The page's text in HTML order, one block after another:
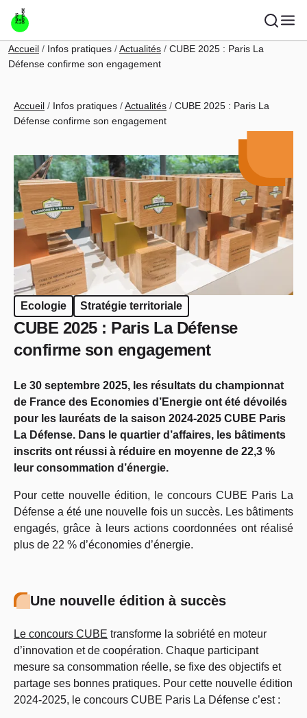
Aller au contenu principal
Fil d'Ariane
Accueil Infos pratiques Actualités
CUBE 2025 : Paris La
Défense confirme son engagement
Fil d'Ariane
Accueil Infos pratiques Actualités
CUBE 2025 : Paris La
Défense confirme son engagement
Ecologie Stratégie territoriale
CUBE 2025 : Paris La Défense
confirme son engagement
Le 30 septembre 2025, les résultats du championnat
de France des Economies d’Energie ont été dévoilés
pour les lauréats de la saison 2024-2025 CUBE Paris
La Défense. Dans le quartier d’affaires, les bâtiments
inscrits ont réussi à réduire en moyenne de 22,3 %
leur consommation d’énergie.
Pour cette nouvelle édition, le concours CUBE Paris La
Défense a été une nouvelle fois un succès. Les bâtiments
engagés, grâce à leurs actions coordonnées ont réalisé
plus de 22 % d’économies d’énergie.
Une nouvelle édition à succès
Le concours CUBE transforme la sobriété en moteur
d’innovation et de coopération. Chaque participant
mesure sa consommation réelle, se fixe des objectifs et
partage ses bonnes pratiques. Pour cette nouvelle édition
2024-2025, le concours CUBE Paris La Défense c’est :